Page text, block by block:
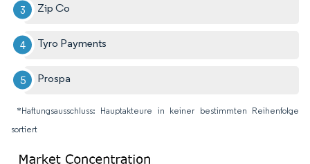
Zip Co
Tyro Payments
Prospa
*Haftungsausschluss: Hauptakteure in keiner bestimmten Reihenfolge
sortiert